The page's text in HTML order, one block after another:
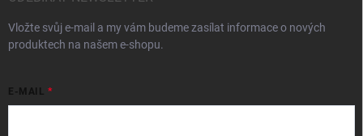
Vložte svůj e-mail a my vám budeme zasílat informace o nových
produktech na našem e-shopu.
E-MAIL